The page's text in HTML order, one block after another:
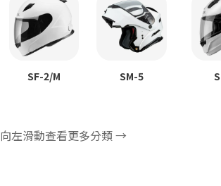
SF-2/M SM-5
向左滑動查看更多分類 →